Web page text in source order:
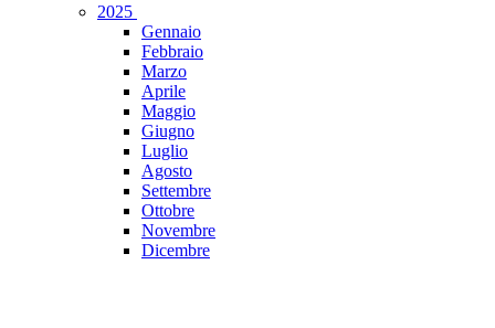
2025
Gennaio
Febbraio
Marzo
Aprile
Maggio
Giugno
Luglio
Agosto
Settembre
Ottobre
Novembre
Dicembre